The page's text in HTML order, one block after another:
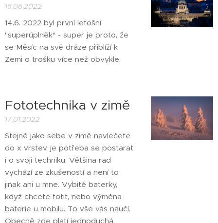
16.06.2022
14.6. 2022 byl první letošní
"superúplněk" - super je proto, že
se Měsíc na své dráze přiblíží k
Zemi o trošku více než obvykle.
Fototechnika v zimě
17.01.2022
Stejně jako sebe v zimě navlečete
do x vrstev, je potřeba se postarat
i o svoji techniku. Většina rad
vychází ze zkušeností a není to
jinak ani u mne. Vybité baterky,
když chcete fotit, nebo výměna
baterie u mobilu. To vše vás naučí.
Obecně zde platí jednoduchá